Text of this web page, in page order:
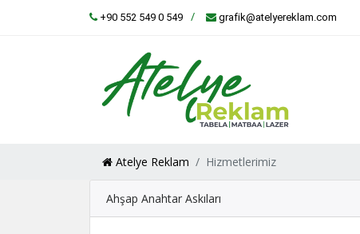
+90 552 549 0 549 grafik@atelyereklam.com
Atelye Reklam Hizmetlerimiz
Ahşap Anahtar Askıları